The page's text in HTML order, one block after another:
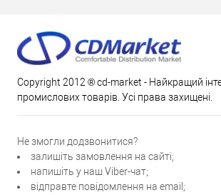
Copyright 2012 ® cd-market - Найкращий
промислових товарів. Усі права захищені.
Не змогли додзвонитися?
залишіть замовлення на сайті;
напишіть у наш Viber-чат;
відправте повідомлення на email;